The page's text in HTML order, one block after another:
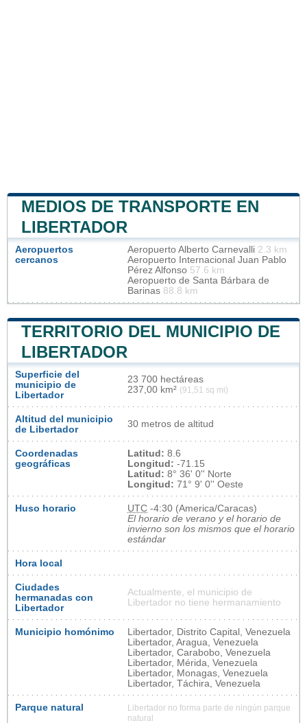
MEDIOS DE TRANSPORTE EN
LIBERTADOR
Aeropuertos
cercanos
Aeropuerto Alberto Carnevalli 2.3 km
Aeropuerto Internacional Juan Pablo
Pérez Alfonso 57.6 km
Aeropuerto de Santa Bárbara de
Barinas 88.8 km
TERRITORIO DEL MUNICIPIO DE
LIBERTADOR
Superficie del
municipio de
Libertador
23 700 hectáreas
237,00 km² (91,51 sq mi)
Altitud del municipio
de Libertador
30 metros de altitud
Coordenadas
geográficas
Latitud: 8.6
Longitud: -71.15
Latitud: 8° 36' 0'' Norte
Longitud: 71° 9' 0'' Oeste
Huso horario UTC -4:30 (America/Caracas)
El horario de verano y el horario de
invierno son los mismos que el horario
estándar
Hora local
Ciudades
hermanadas con
Libertador
Actualmente, el municipio de
Libertador no tiene hermanamiento
Municipio homónimo
Libertador, Distrito Capital, Venezuela
Libertador, Aragua, Venezuela
Libertador, Carabobo, Venezuela
Libertador, Mérida, Venezuela
Libertador, Monagas, Venezuela
Libertador, Táchira, Venezuela
Parque natural
Libertador no forma parte de ningún parque
natural